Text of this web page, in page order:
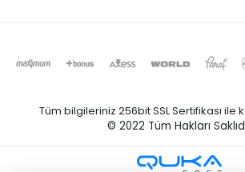
Tüm bilgileriniz 256bit SSL Sertifikası ile
© 2022 Tüm Hakları